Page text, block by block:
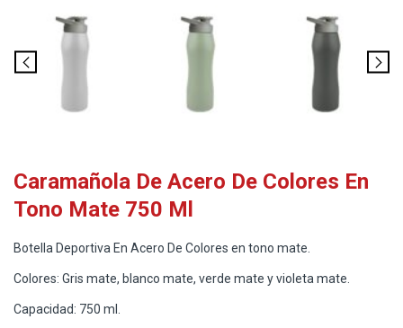
Caramañola De Acero De Colores En
Tono Mate 750 Ml
Botella Deportiva En Acero De Colores en tono mate.
Colores: Gris mate, blanco mate, verde mate y violeta mate.
Capacidad: 750 ml.